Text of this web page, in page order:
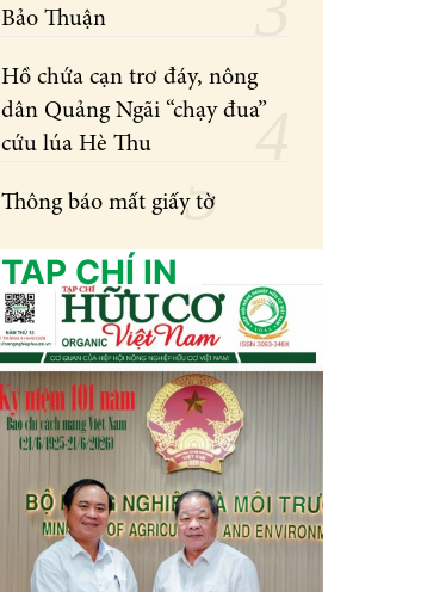
Bảo Thuận
Hồ chứa cạn trơ đáy, nông
dân Quảng Ngãi “chạy đua”
cứu lúa Hè Thu
Thông báo mất giấy tờ
TẠP CHÍ IN